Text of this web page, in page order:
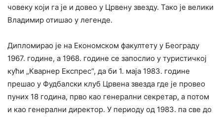
човеку који га је и довео у Црвену звезду. Тако је велики
Владимир отишао у легенде.
Дипломирао је на Економском факултету у Београду
1967. године, а 1968. године се запослио у туристичкој
кући „Кварнер Експрес“, да би 1. маја 1983. године
прешао у Фудбалски клуб Црвена звезда где је провео
пуних 18 година, прво као генерални секретар, а потом
и као генерални директор. У периоду од 1983. па све до